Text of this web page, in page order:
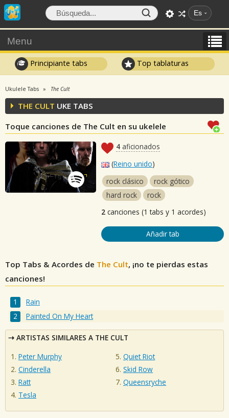
Es
Menu
Principiante tabs Top tablaturas
Ukulele Tabs The Cult
THE CULT UKE TABS
Toque canciones de The Cult en su ukelele
4 aficionados
(Reino unido)
rock clásico
rock gótico
hard rock
rock
2 canciones (1 tabs y 1 acordes)
Añadir tab
Top Tabs & Acordes de The Cult, ¡no te pierdas estas
canciones!
Rain
Painted On My Heart
ARTISTAS SIMILARES A THE CULT
Peter Murphy
Cinderella
Ratt
Tesla
Quiet Riot
Skid Row
Queensryche